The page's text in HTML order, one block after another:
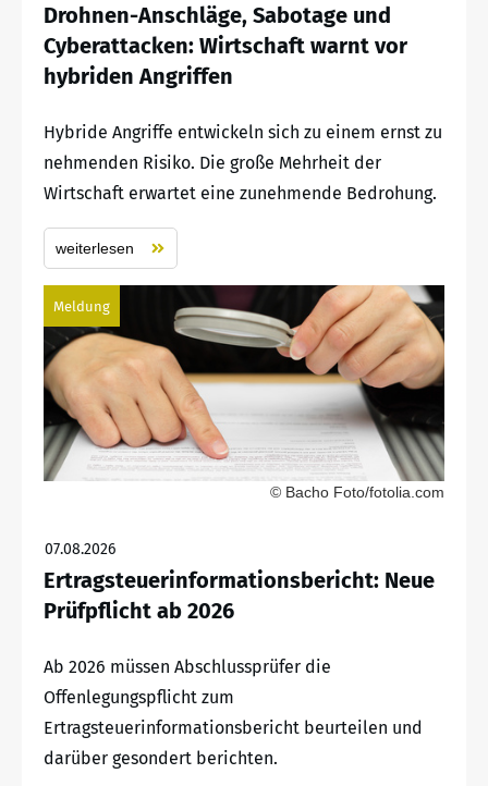
Drohnen-Anschläge, Sabotage und
Cyberattacken: Wirtschaft warnt vor
hybriden Angriffen
Hybride Angriffe entwickeln sich zu einem ernst zu
nehmenden Risiko. Die große Mehrheit der
Wirtschaft erwartet eine zunehmende Bedrohung.
weiterlesen
Meldung
© Bacho Foto/fotolia.com
07.08.2026
Ertragsteuerinformationsbericht: Neue
Prüfpflicht ab 2026
Ab 2026 müssen Abschlussprüfer die
Offenlegungspflicht zum
Ertragsteuerinformationsbericht beurteilen und
darüber gesondert berichten.